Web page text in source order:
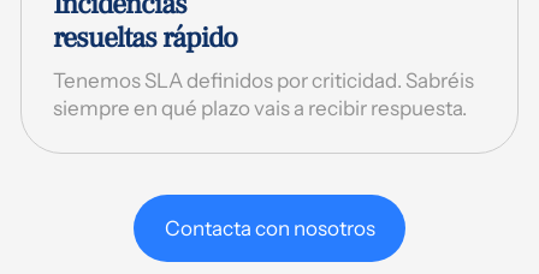
resueltas rápido
Tenemos SLA definidos por criticidad. Sabréis
siempre en qué plazo vais a recibir respuesta.
Contacta con nosotros